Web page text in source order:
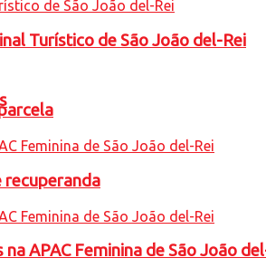
Turístico de São João del-Rei
recuperanda
APAC Feminina de São João